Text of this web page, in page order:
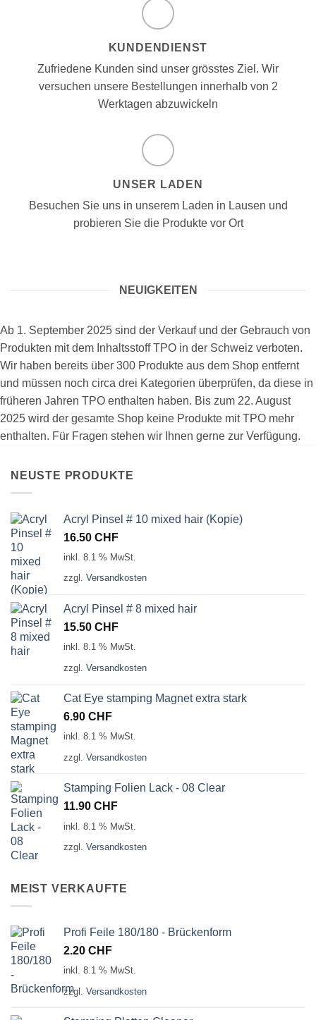
KUNDENDIENST
Zufriedene Kunden sind unser grösstes Ziel. Wir
versuchen unsere Bestellungen innerhalb von 2
Werktagen abzuwickeln
UNSER LADEN
Besuchen Sie uns in unserem Laden in Lausen und
probieren Sie die Produkte vor Ort
NEUIGKEITEN
Ab 1. September 2025 sind der Verkauf und der Gebrauch von
Produkten mit dem Inhaltsstoff TPO in der Schweiz verboten.
Wir haben bereits über 300 Produkte aus dem Shop entfernt
und müssen noch circa drei Kategorien überprüfen, da diese in
früheren Jahren TPO enthalten haben. Bis zum 22. August
2025 wird der gesamte Shop keine Produkte mit TPO mehr
enthalten. Für Fragen stehen wir Ihnen gerne zur Verfügung.
NEUSTE PRODUKTE
Acryl Pinsel # 10 mixed hair (Kopie)
16.50 CHF
inkl. 8.1 % MwSt.
zzgl. Versandkosten
Acryl Pinsel # 8 mixed hair
15.50 CHF
inkl. 8.1 % MwSt.
zzgl. Versandkosten
Cat Eye stamping Magnet extra stark
6.90 CHF
inkl. 8.1 % MwSt.
zzgl. Versandkosten
Stamping Folien Lack - 08 Clear
11.90 CHF
inkl. 8.1 % MwSt.
zzgl. Versandkosten
MEIST VERKAUFTE
Profi Feile 180/180 - Brückenform
2.20 CHF
inkl. 8.1 % MwSt.
zzgl. Versandkosten